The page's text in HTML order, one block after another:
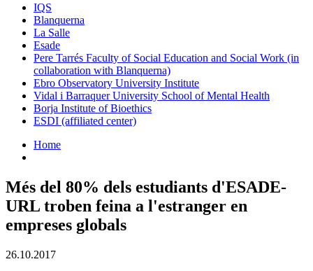
IQS
Blanquerna
La Salle
Esade
Pere Tarrés Faculty of Social Education and Social Work (in
collaboration with Blanquerna)
Ebro Observatory University Institute
Vidal i Barraquer University School of Mental Health
Borja Institute of Bioethics
ESDI (affiliated center)
Home
Més del 80% dels estudiants d'ESADE-
URL troben feina a l'estranger en
empreses globals
26.10.2017